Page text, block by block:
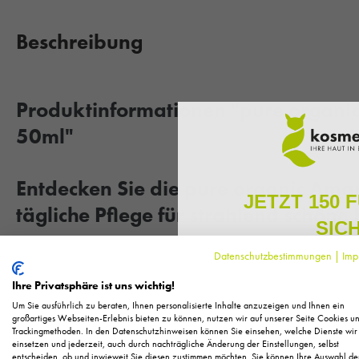
Beschreibung
Produktinformationen "pure
50ml"
Entdecken Sie die pure organic
tägliche Pflege für strahlend schöne
pure organic Amaranth Day Creamist eine vegane,
speziell für trockene und empfindliche Haut entwickelt wurde.
Amaranthsamen, wertvollen Pflanzenölen und beruhigenden
negativen Umwelteinflüssen und sorgt für eine optimale
zu reduzieren und die Haut sichtbar zu glätten. Erleben Sie die
revitalisiert und zum Strahlen bringt.
Datenschutzbestimmungen |
Ihre Privatsphäre ist uns wichtig!
Um Sie ausführlich zu beraten, Ihnen personalisierte Inhalte anzuzeigen und Ihnen ein
großartiges Webseiten-Erlebnis bieten zu können, nutzen wir auf unserer Seite Cookies
Trackingmethoden. In den Datenschutzhinweisen können Sie einsehen, welche Dienste wir
einsetzen und jederzeit, auch durch nachträgliche Änderung der Einstellungen, selbst
JETZT 150
Melden Sie sich zu
regelmäßig exklusive
Pflege, neue Produkte
Als kleines Dankeschön für
Ihnen150 Fuchstaler*, die
Einkauf